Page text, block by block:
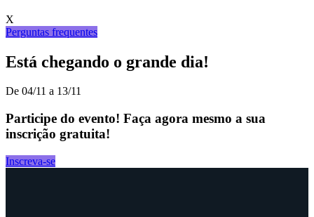
X
Perguntas frequentes
Está chegando o grande dia!
De 04/11 a 13/11
Participe do evento! Faça agora mesmo a sua
inscrição gratuita!
Inscreva-se